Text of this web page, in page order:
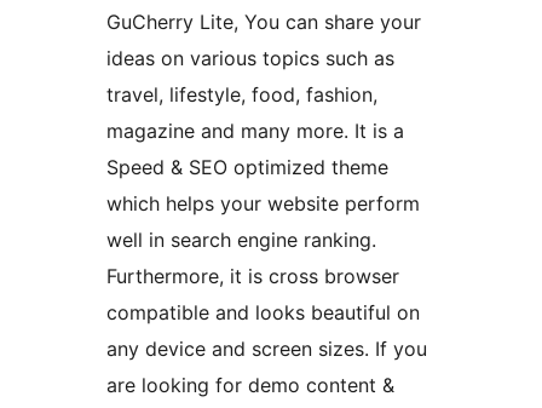
GuCherry Lite, You can share your
ideas on various topics such as
travel, lifestyle, food, fashion,
magazine and many more. It is a
Speed & SEO optimized theme
which helps your website perform
well in search engine ranking.
Furthermore, it is cross browser
compatible and looks beautiful on
any device and screen sizes. If you
are looking for demo content &